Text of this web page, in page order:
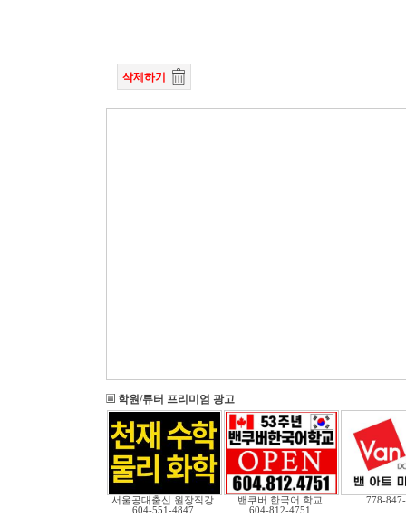
삭제하기
학원/튜터 프리미엄 광고
서울공대출신 원장직강
604-551-4847
밴쿠버 한국어 학교
604-812-4751
778-